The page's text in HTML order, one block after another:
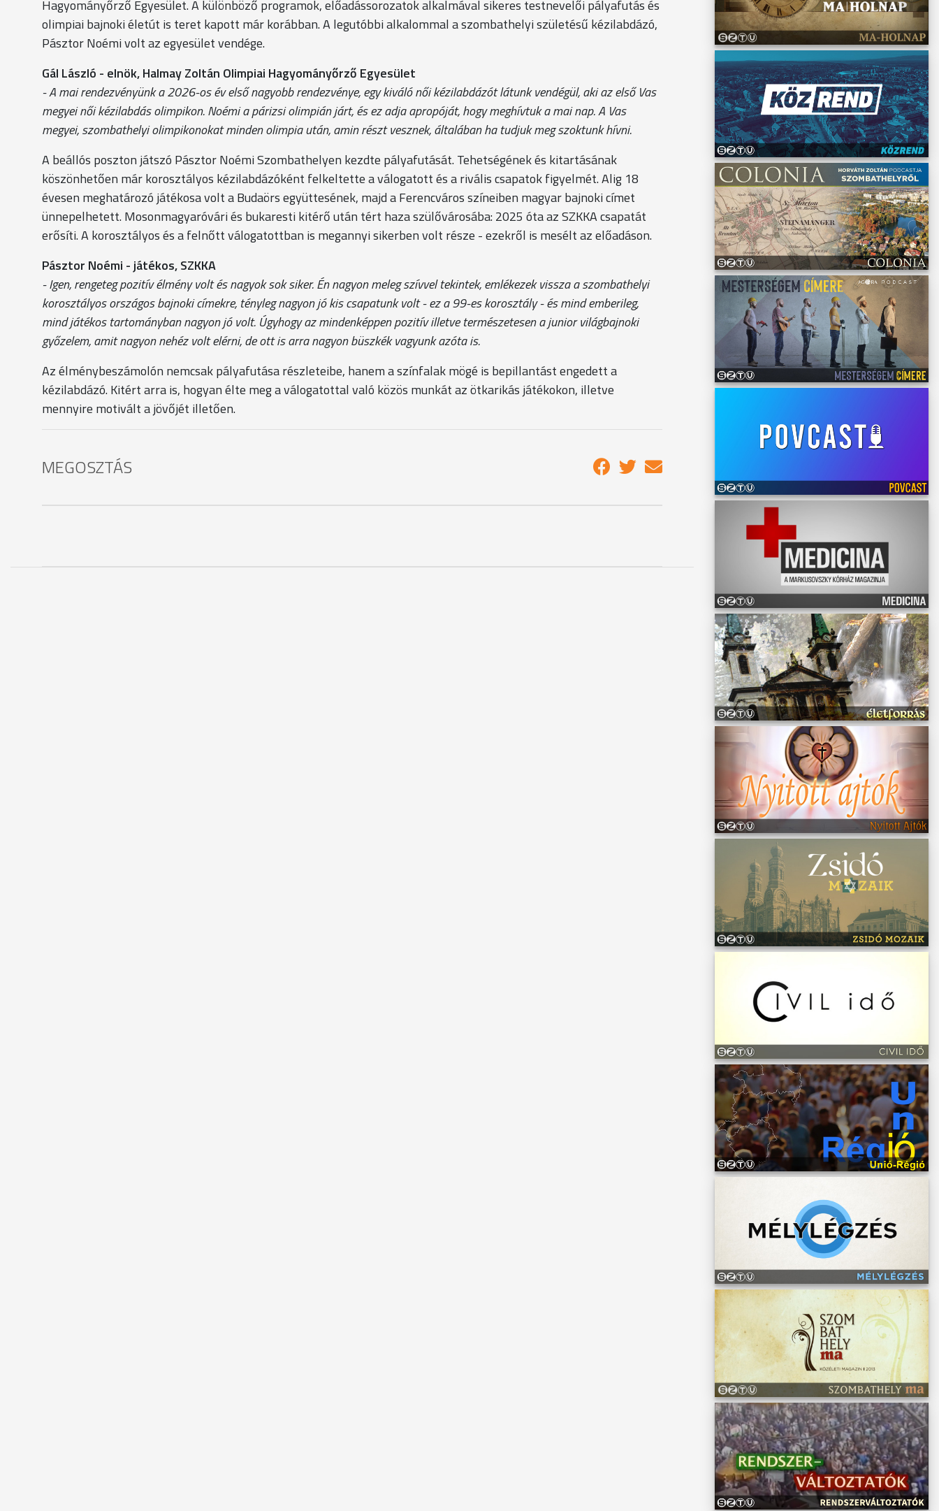
Hagyományőrző Egyesület. A különböző programok, előadássorozatok alkalmával sikeres testnevelői pályafutás és
olimpiai bajnoki életút is teret kapott már korábban. A legutóbbi alkalommal a szombathelyi születésű kézilabdázó,
Pásztor Noémi volt az egyesület vendége.
Gál László - elnök, Halmay Zoltán Olimpiai Hagyományőrző Egyesület
- A mai rendezvényünk a 2026-os év első nagyobb rendezvénye, egy kiváló női kézilabdázót látunk vendégül, aki az első Vas
megyei női kézilabdás olimpikon. Noémi a párizsi olimpián járt, és ez adja apropóját, hogy meghívtuk a mai nap. A Vas
megyei, szombathelyi olimpikonokat minden olimpia után, amin részt vesznek, általában ha tudjuk meg szoktunk hívni.
A beállós poszton játszó Pásztor Noémi Szombathelyen kezdte pályafutását. Tehetségének és kitartásának
köszönhetően már korosztályos kézilabdázóként felkeltette a válogatott és a rivális csapatok figyelmét. Alig 18
évesen meghatározó játékosa volt a Budaörs együttesének, majd a Ferencváros színeiben magyar bajnoki címet
ünnepelhetett. Mosonmagyaróvári és bukaresti kitérő után tért haza szülővárosába: 2025 óta az SZKKA csapatát
erősíti. A korosztályos és a felnőtt válogatottban is megannyi sikerben volt része - ezekről is mesélt az előadáson.
Pásztor Noémi - játékos, SZKKA
- Igen, rengeteg pozitív élmény volt és nagyok sok siker. Én nagyon meleg szívvel tekintek, emlékezek vissza a szombathelyi
korosztályos országos bajnoki címekre, tényleg nagyon jó kis csapatunk volt - ez a 99-es korosztály - és mind emberileg,
mind játékos tartományban nagyon jó volt. Úgyhogy az mindenképpen pozitív illetve természetesen a junior világbajnoki
győzelem, amit nagyon nehéz volt elérni, de ott is arra nagyon büszkék vagyunk azóta is.
Az élménybeszámolón nemcsak pályafutása részleteibe, hanem a színfalak mögé is bepillantást engedett a
kézilabdázó. Kitért arra is, hogyan élte meg a válogatottal való közös munkát az ötkarikás játékokon, illetve
mennyire motivált a jövőjét illetően.
MEGOSZTÁS